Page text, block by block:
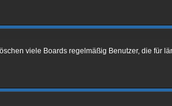
viele Boards regelmäßig Benutzer, die für